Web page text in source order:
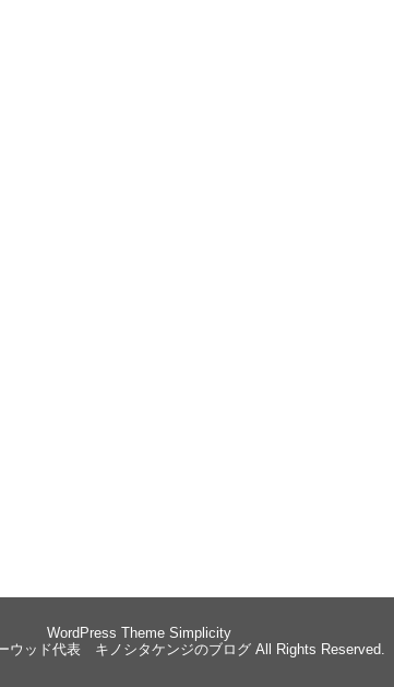
WordPress Theme Simplicity
ウッド代表 キノシタケンジのブログ All Rights Reserved.